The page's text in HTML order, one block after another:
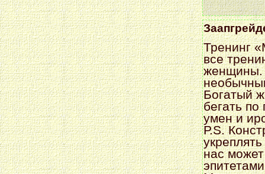
Тренинг
все
женщины.
Богатый
бегать
умен и
Р.S.
нас